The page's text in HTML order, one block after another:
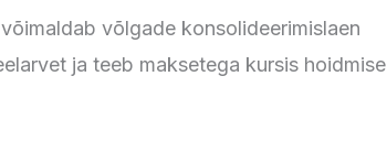
võlgade konsolideerimislaen
ja teeb maksetega kursis hoidmise